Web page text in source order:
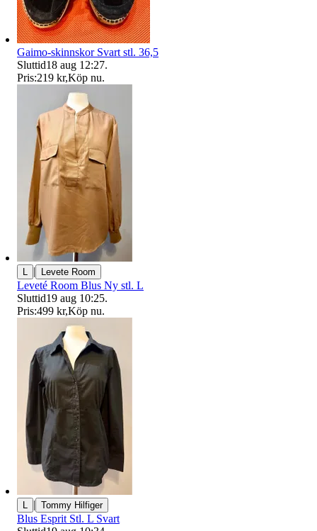
Gaimo-skinnskor Svart stl. 36,5
Sluttid18 aug 12:27.
Pris:219 kr,Köp nu.
| Levete Room
Leveté Room Blus Ny stl. L
Sluttid19 aug 10:25.
Pris:499 kr,Köp nu.
| Tommy Hilfiger
Blus Esprit Stl. L Svart